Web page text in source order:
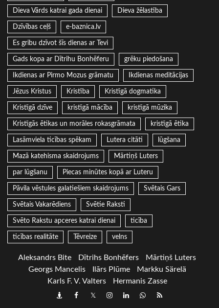
Dieva Vārds katrai gada dienai Dieva žēlastība
Dzīvības ceļš e-baznica.lv
Es gribu dzīvot šīs dienas ar Tevi
Gads kopa ar Dītrihu Bonhēferu grēku piedošana
Ikdienas ar Pirmo Mozus grāmatu Ikdienas meditācijas
Jēzus Kristus Kristība Kristīgā dogmatika
Kristīgā dzīve kristīgā mācība kristīgā mūzika
Kristīgās ētikas un morāles rokasgrāmata kristīgā ētika
Lasāmviela ticības spēkam Lutera citāti lūgšana
Mazā katehisma skaidrojums Mārtiņš Luters
par lūgšanu Piecas minūtes kopā ar Luteru
Pāvila vēstules galatiešiem skaidrojums Svētais Gars
Svētais Vakarēdiens Svētie Raksti
Svēto Rakstu apceres katrai dienai ticība
ticības realitāte Tēvreize velns
Aleksandrs Bite Dītrihs Bonhēfers
Mārtiņš Luters
Georgs Mancelis
Ilārs Plūme
Markku Särelä
Karls F. V. Valters
Hermanis Zasse
DraugiemFacebook
TwitterInstagram
LinkedInwhatsapp
RSS